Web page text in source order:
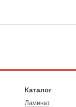
Каталог
Ламинат